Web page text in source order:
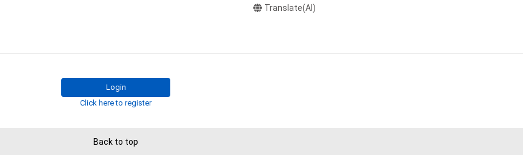
用またはその恐れのある利用など、作成者が不適切であると判断した場合、
Translate(AI)
Login
Click here to register
Back to top